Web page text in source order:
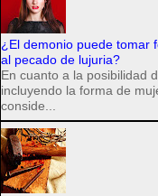
¿El demonio puede tomar
al pecado de lujuria?
En cuanto a la posibilidad
incluyendo la forma de
conside...